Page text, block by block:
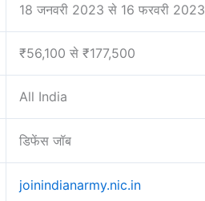
18 जनवरी 2023 से 16 फरवरी 2023
₹56,100 से ₹177,500
All India
डिफेंस जॉब
joinindianarmy.nic.in